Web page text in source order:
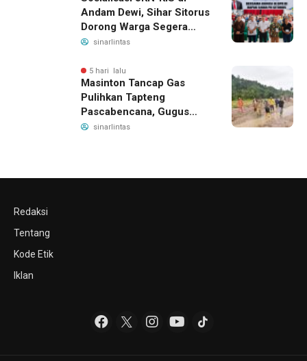
Andam Dewi, Sihar Sitorus
Dorong Warga Segera
Daftar BPJS Kesehatan
sinarlintas
5 hari lalu
Masinton Tancap Gas
Pulihkan Tapteng
Pascabencana, Gugus
Tugas SAHATA SAOLOAN
sinarlintas
Redaksi
Tentang
Kode Etik
Iklan